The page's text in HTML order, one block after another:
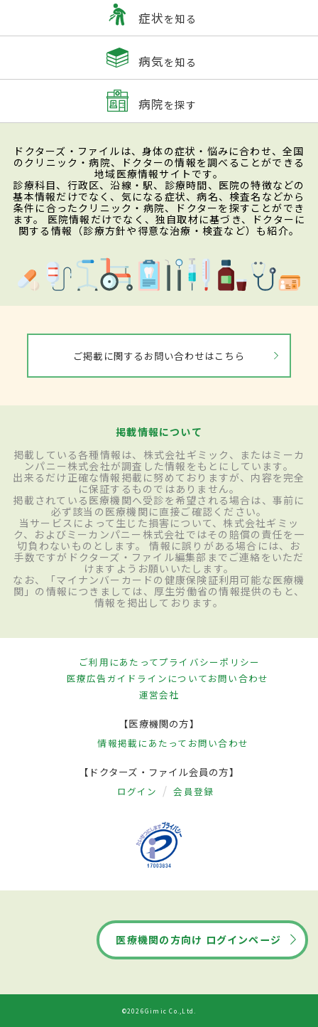
症状を知る
病気を知る
病院を探す
ドクターズ・ファイルは、身体の症状・悩みに合わせ、全国
のクリニック・病院、ドクターの情報を調べることができる
地域医療情報サイトです。
診療科目、行政区、沿線・駅、診療時間、医院の特徴などの
基本情報だけでなく、気になる症状、病名、検査名などから
条件に合ったクリニック・病院、ドクターを探すことができ
ます。 医院情報だけでなく、独自取材に基づき、ドクターに
関する情報（診療方針や得意な治療・検査など）も紹介。
ご掲載に関するお問い合わせはこちら
掲載情報について
掲載している各種情報は、株式会社ギミック、またはミーカ
ンパニー株式会社が調査した情報をもとにしています。
出来るだけ正確な情報掲載に努めておりますが、内容を完全
に保証するものではありません。
掲載されている医療機関へ受診を希望される場合は、事前に
必ず該当の医療機関に直接ご確認ください。
当サービスによって生じた損害について、株式会社ギミッ
ク、およびミーカンパニー株式会社ではその賠償の責任を一
切負わないものとします。 情報に誤りがある場合には、お
手数ですがドクターズ・ファイル編集部までご連絡をいただ
けますようお願いいたします。
なお、「マイナンバーカードの健康保険証利用可能な医療機
関」の情報につきましては、厚生労働省の情報提供のもと、
情報を掲出しております。
ご利用にあたってプライバシーポリシー
医療広告ガイドラインについてお問い合わせ
運営会社
【医療機関の方】
情報掲載にあたって お問い合わせ
【ドクターズ・ファイル会員の方】
ログイン 会員登録
医療機関の方向け ログインページ
©2026Gimic Co.,Ltd.